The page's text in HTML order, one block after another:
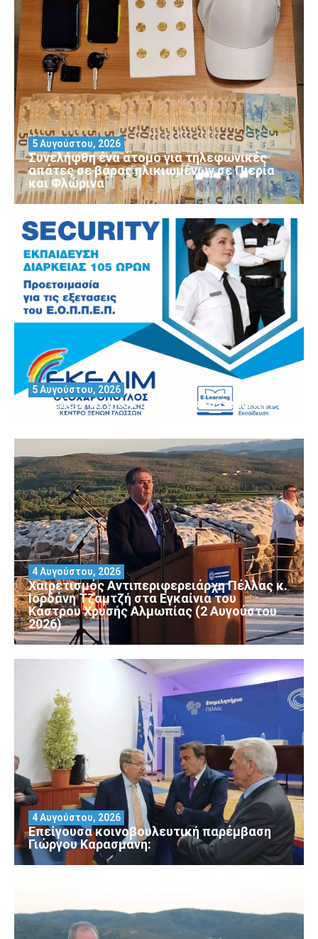
Συνελήφθη ένα άτομο για τηλεφωνικές
απάτες σε βάρος ηλικιωμένων σε Πιερία
και Φλώρινα
5 Αυγούστου, 2026
Θέλεις να αποκτήσεις άδεια Security?
5 Αυγούστου, 2026
Χαιρετισμός Αντιπεριφερειάρχη Πέλλας κ.
Ιορδάνη Τζαμτζή στα Εγκαίνια του
Κάστρου Χρυσής Αλμωπίας (2 Αυγούστου
2026)
4 Αυγούστου, 2026
Επείγουσα κοινοβουλευτική παρέμβαση
Γιώργου Καρασμάνη:
4 Αυγούστου, 2026